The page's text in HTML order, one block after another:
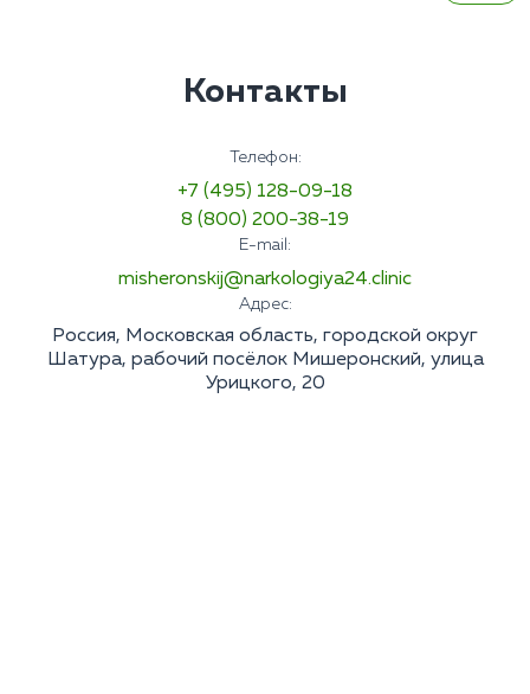
Контакты
Телефон:
+7 (495) 128-09-18
8 (800) 200-38-19
E-mail:
misheronskij@narkologiya24.clinic
Адрес:
Россия, Московская область, городской округ
Шатура, рабочий посёлок Мишеронский, улица
Урицкого, 20